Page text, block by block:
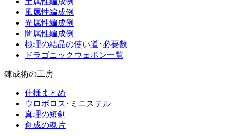
風属性編成例
光属性編成例
闇属性編成例
極理の結晶の使い道･必要数
ドラゴニックウェポン一覧
錬成術の工房
仕様まとめ
ウロボロス･ミニステル
真理の短剣
創成の魂片